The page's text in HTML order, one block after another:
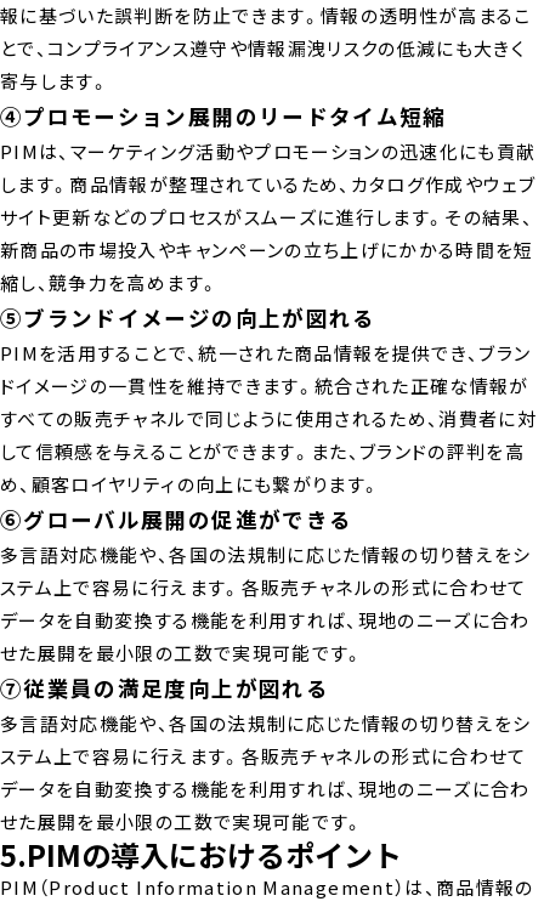
報に基づいた誤判断を防止できます。情報の透明性が高まるこ
とで、コンプライアンス遵守や情報漏洩リスクの低減にも大きく
寄与します。
④プロモーション展開のリードタイム短縮
PIMは、マーケティング活動やプロモーションの迅速化にも貢献
します。商品情報が整理されているため、カタログ作成やウェブ
サイト更新などのプロセスがスムーズに進行します。その結果、
新商品の市場投入やキャンペーンの立ち上げにかかる時間を短
縮し、競争力を高めます。
⑤ブランドイメージの向上が図れる
PIMを活用することで、統一された商品情報を提供でき、ブラン
ドイメージの一貫性を維持できます。統合された正確な情報が
すべての販売チャネルで同じように使用されるため、消費者に対
して信頼感を与えることができます。また、ブランドの評判を高
め、顧客ロイヤリティの向上にも繋がります。
⑥グローバル展開の促進ができる
多言語対応機能や、各国の法規制に応じた情報の切り替えをシ
ステム上で容易に行えます。各販売チャネルの形式に合わせて
データを自動変換する機能を利用すれば、現地のニーズに合わ
せた展開を最小限の工数で実現可能です。
⑦従業員の満足度向上が図れる
多言語対応機能や、各国の法規制に応じた情報の切り替えをシ
ステム上で容易に行えます。各販売チャネルの形式に合わせて
データを自動変換する機能を利用すれば、現地のニーズに合わ
せた展開を最小限の工数で実現可能です。
5.PIMの導入におけるポイント
PIM（Product Information Management）は、商品情報の